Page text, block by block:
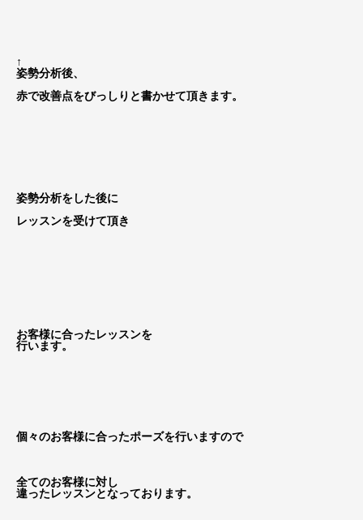
↑
姿勢分析後、
赤で改善点をびっしりと書かせて頂きます。
姿勢分析をした後に
レッスンを受けて頂き
お客様に合ったレッスンを
行います。
個々のお客様に合ったポーズを行いますので
全てのお客様に対し
違ったレッスンとなっております。